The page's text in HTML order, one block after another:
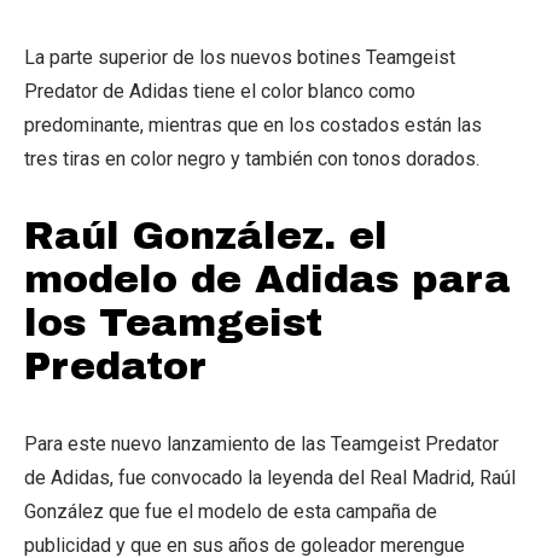
La parte superior de los nuevos botines Teamgeist
Predator de Adidas tiene el color blanco como
predominante, mientras que en los costados están las
tres tiras en color negro y también con tonos dorados.
Raúl González. el
modelo de Adidas para
los Teamgeist
Predator
Para este nuevo lanzamiento de las Teamgeist Predator
de Adidas, fue convocado la leyenda del Real Madrid, Raúl
González que fue el modelo de esta campaña de
publicidad y que en sus años de goleador merengue